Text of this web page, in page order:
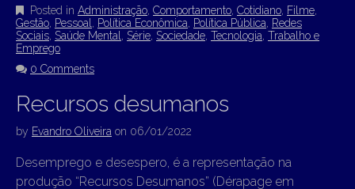
Posted in Administração Comportamento Cotidiano Filme
Gestão Pessoal Política Econômica Política Pública Redes
Sociais Saúde Mental Série Sociedade Tecnologia Trabalho e
Emprego
0 Comments
Recursos desumanos
by Evandro Oliveira on 06/01/2022
Desemprego e desespero, é a representação na
produção “Recursos Desumanos” (Dérapage em